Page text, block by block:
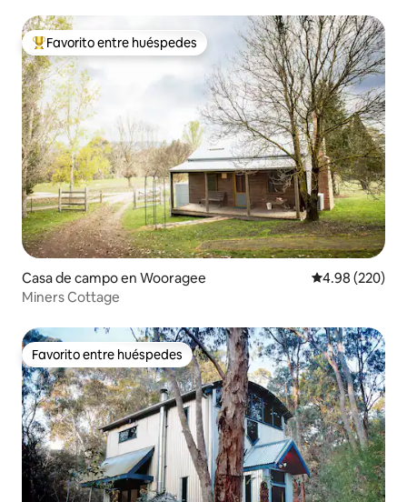
Favorito entre huéspedes preferido
Favorito entre huéspedes
Casa de campo en Wooragee Calificación
4.98 (220)
Miners Cottage
Favorito entre huéspedes
Favorito entre huéspedes